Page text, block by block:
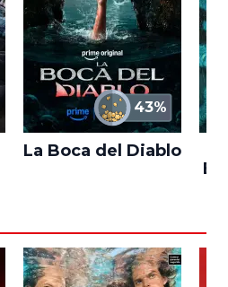
43%
La Boca del Diablo